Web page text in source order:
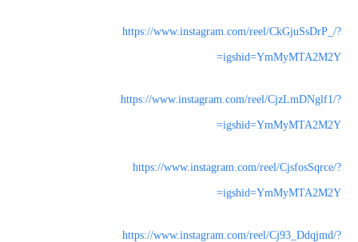
https://www.instagram.com/reel/CkGjuSsDrP_/?
igshid=YmMyMTA2M2Y=
https://www.instagram.com/reel/CjzLmDNglf1/?
igshid=YmMyMTA2M2Y=
https://www.instagram.com/reel/CjsfosSqrce/?
igshid=YmMyMTA2M2Y=
https://www.instagram.com/reel/Cj93_Ddqjmd/?